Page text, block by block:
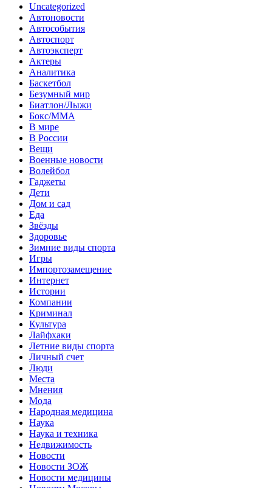
Uncategorized
Автоновости
Автособытия
Автоспорт
Автоэксперт
Актеры
Аналитика
Баскетбол
Безумный мир
Биатлон/Лыжи
Бокс/MMA
В мире
В России
Вещи
Военные новости
Волейбол
Гаджеты
Дети
Дом и сад
Еда
Звёзды
Здоровье
Зимние виды спорта
Игры
Импортозамещение
Интернет
Истории
Компании
Криминал
Культура
Лайфхаки
Летние виды спорта
Личный счет
Люди
Места
Мнения
Мода
Народная медицина
Наука
Наука и техника
Недвижимость
Новости
Новости ЗОЖ
Новости медицины